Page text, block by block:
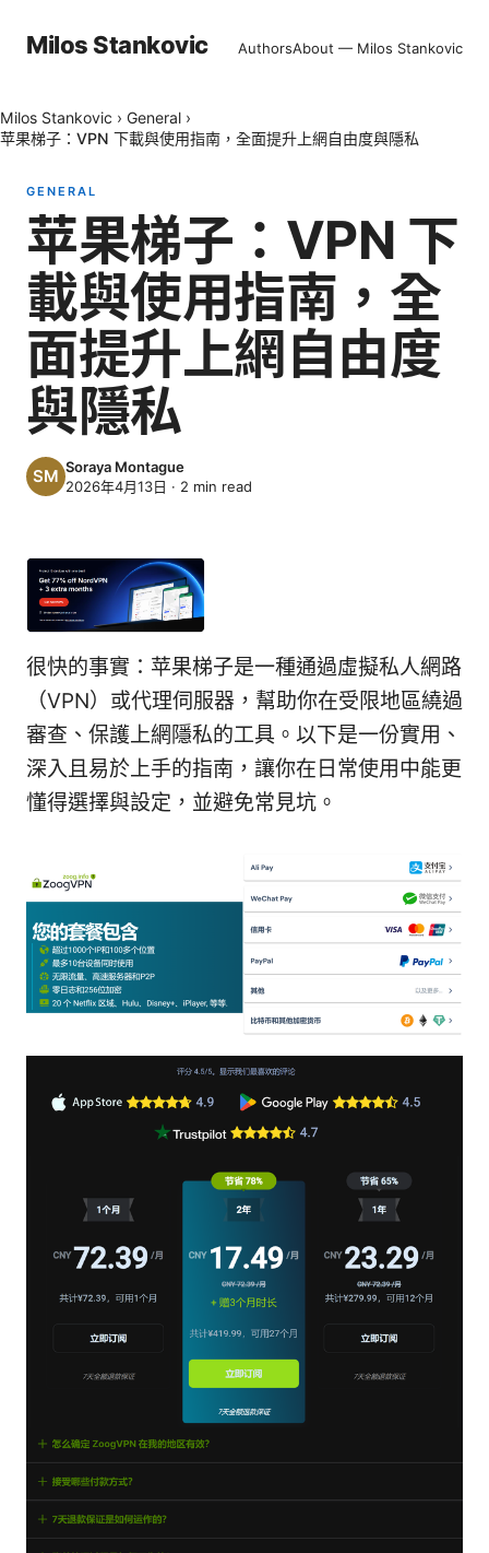
Milos Stankovic AuthorsAbout — Milos Stankovic
Milos Stankovic › General ›
苹果梯子：VPN 下載與使用指南，全面提升上網自由度與隱私
GENERAL
苹果梯子：VPN 下
載與使用指南，全
面提升上網自由度
與隱私
Soraya Montague
2026年4月13日 · 2 min read
很快的事實：苹果梯子是一種通過虛擬私人網路
（VPN）或代理伺服器，幫助你在受限地區繞過
審查、保護上網隱私的工具。以下是一份實用、
深入且易於上手的指南，讓你在日常使用中能更
懂得選擇與設定，並避免常見坑。